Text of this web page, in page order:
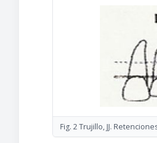
Fig. 2 Trujillo, JJ.